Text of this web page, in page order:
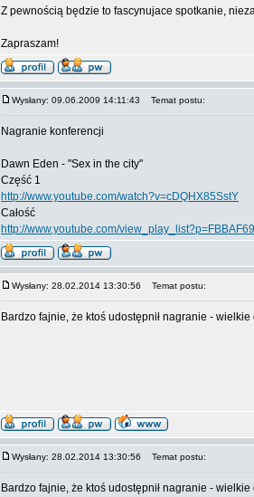
Z pewnością będzie to fascynujace spotkanie,
Zapraszam!
Wysłany: 09.06.2009 14:11:43 Temat postu:
Nagranie konferencji
Dawn Eden - "Sex in the city"
Część 1
http://www.youtube.com/watch?v=cDQHX85SstY
Całość
http://www.youtube.com/
Wysłany: 28.02.2014 13:30:56 Temat postu:
Bardzo fajnie, że ktoś udostępnił nagranie - wielkie
Wysłany: 28.02.2014 13:30:56 Temat postu:
Bardzo fajnie, że ktoś udostępnił nagranie - wielkie